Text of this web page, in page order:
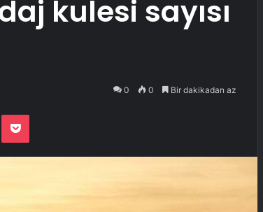
kulesi sayısı
0 0 Bir dakikadan az
Pocket